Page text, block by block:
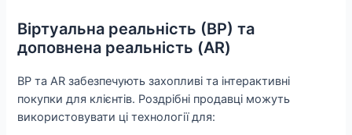
Віртуальна реальність (ВР) та
доповнена реальність (AR)
ВР та AR забезпечують захопливі та інтерактивні
покупки для клієнтів. Роздрібні продавці можуть
використовувати ці технології для: